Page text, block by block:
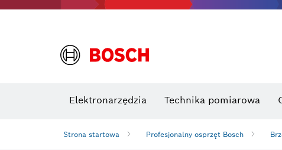
Elektronarzędzia Technika pomiarowa
Strona startowa Profesjonalny osprzęt Bosch